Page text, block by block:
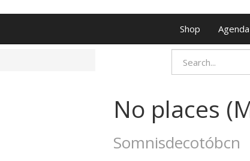
Shop Agenda
No places
Somnisdecotóbcn